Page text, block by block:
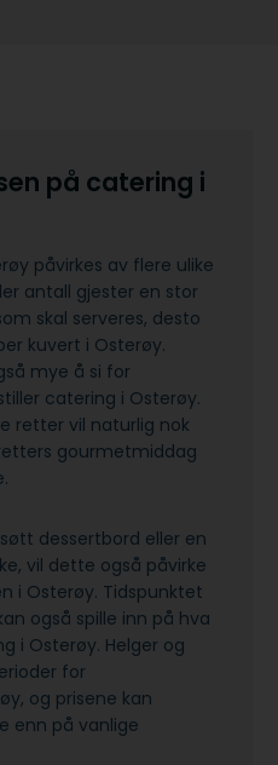
på catering i
påvirkes av flere ulike
antall gjester en stor
skal serveres, desto
kuvert i Osterøy.
mye å si for
catering i Osterøy.
retter vil naturlig nok
gourmetmiddag
dessertbord eller en
vil dette også påvirke
i Osterøy. Tidspunktet
også spille inn på hva
i Osterøy. Helger og
for
og prisene kan
enn på vanlige